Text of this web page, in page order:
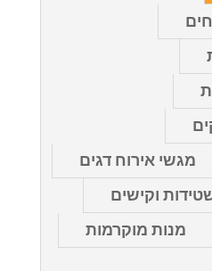
מגשי אירוח דגים
וקישים
מנות מוקרמות